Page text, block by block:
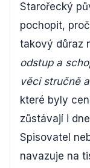
Starořecký
pochopit,
takový důraz
odstup a
věci stručně
které byly
zůstávají i
Spisovatel
navazuje na